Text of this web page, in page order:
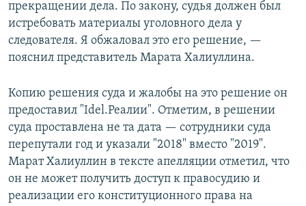
прекращении дела. По закону, судья должен был
истребовать материалы уголовного дела у
следователя. Я обжаловал это его решение, —
пояснил представитель Марата Халиуллина.
Копию решения суда и жалобы на это решение он
предоставил "Idel.Реалии". Отметим, в решении
суда проставлена не та дата — сотрудники суда
перепутали год и указали "2018" вместо "2019".
Марат Халиуллин в тексте апелляции отметил, что
он не может получить доступ к правосудию и
реализации его конституционного права на